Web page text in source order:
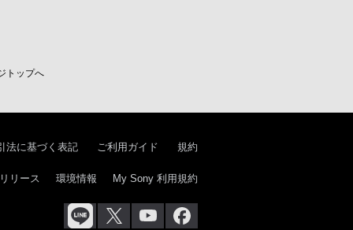
トップへ
法に基づく表記 ご利用ガイド 規約
リース 環境情報 My Sony 利用規約